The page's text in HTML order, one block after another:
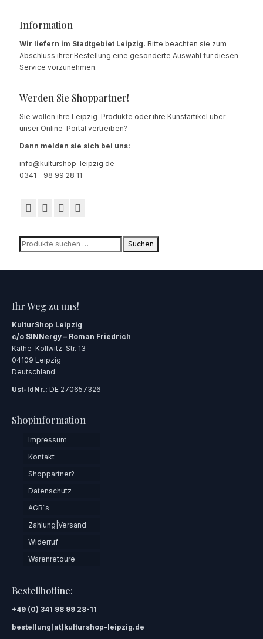
Information
Wir liefern im Stadtgebiet Leipzig. Bitte beachten sie zum
Abschluss ihrer Bestellung eine gesonderte Auswahl für diesen
Service vorzunehmen.
Werden Sie Shoppartner!
Sie wollen ihre Leipzig-Produkte oder ihre Kunstartikel über
unser Online-Portal vertreiben?
Dann melden sie sich bei uns:
info@kulturshop-leipzig.de
0341 – 98 99 28 11
Suchen
nach:
Suchen
Ihr Weg zu uns!
KulturShop Leipzig
c/o SINNergy – Roman Friedrich
Käthe-Kollwitz-Str. 13
04109 Leipzig
Deutschland
Ust-IdNr.: DE 270657326
Shopinformation
Impressum
Kontakt
Shoppartner?
Datenschutz
AGB´s
Zahlung|Versand
Widerruf
Warenretoure
Bestellhotline:
+49 (0) 341 98 99 28-11
bestellung[at]kulturshop-leipzig.de